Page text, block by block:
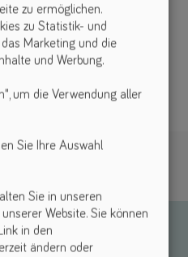
mit Accu-Chek Aviva
Hersteller oder Vertreiber.
zu ermöglichen.
zu Statistik- und
Marketing und die
und Werbung.
um die Verwendung aller
Sie Ihre Auswahl
Sie in unseren
Website. Sie können
in den
ändern oder